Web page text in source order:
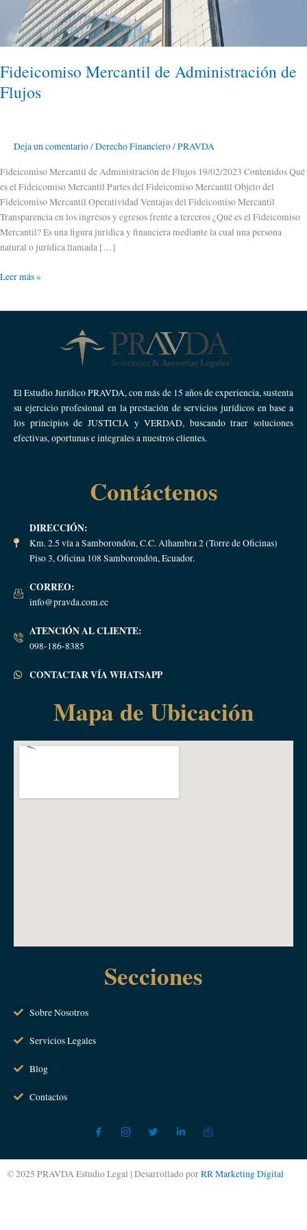
Fideicomiso Mercantil de Administración de
Flujos
Deja un comentario/Derecho Financiero/PRAVDA
Fideicomiso Mercantil de Administración de Flujos 19/02/2023 Contenidos Qué
es el Fideicomiso Mercantil Partes del Fideicomiso Mercantil Objeto del
Fideicomiso Mercantil Operatividad Ventajas del Fideicomiso Mercantil
Transparencia en los ingresos y egresos frente a terceros ¿Qué es el Fideicomiso
Mercantil? Es una figura jurídica y financiera mediante la cual una persona
natural o jurídica llamada […]
Leer más »
El Estudio Jurídico PRAVDA, con más de 15 años de experiencia, sustenta
su ejercicio profesional en la prestación de servicios jurídicos en base a
los principios de JUSTICIA y VERDAD, buscando traer soluciones
efectivas, oportunas e integrales a nuestros clientes.
Contáctenos
DIRECCIÓN:
Km. 2.5 vía a Samborondón, C.C. Alhambra 2 (Torre de Oficinas)
Piso 3, Oficina 108 Samborondón, Ecuador.
CORREO:
info@pravda.com.ec
ATENCIÓN AL CLIENTE:
098-186-8385
CONTACTAR VÍA WHATSAPP
Mapa de Ubicación
Secciones
Sobre Nosotros
Servicios Legales
Blog
Contactos
© 2025 PRAVDA Estudio Legal | Desarrollado porRR Marketing Digital